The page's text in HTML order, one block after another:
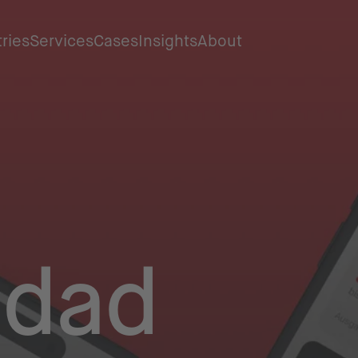
ServicesCasesInsightsAbout